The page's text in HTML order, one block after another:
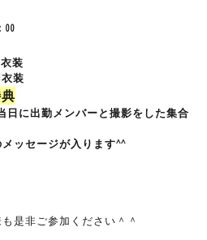
00
装
装
日に出勤メンバーと撮影をした集合
ッセージが入ります^^
様も是非ご参加ください＾＾